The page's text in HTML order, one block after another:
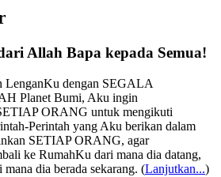
Allah Bapa kepada Semua!
LenganKu dengan SEGALA
Planet Bumi, Aku ingin
ORANG untuk mengikuti
Perintah yang Aku berikan dalam
SETIAP ORANG, agar
ke RumahKu dari mana dia datang,
dia berada sekarang. (Lanjutkan...)